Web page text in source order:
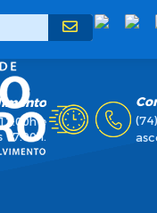
e
17:00h.